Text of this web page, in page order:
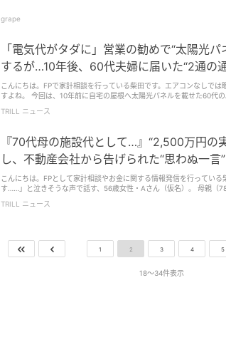
grape
「電気代がタダに」営業の勧めで“太陽光
するが…10年後、60代夫婦に届いた“2通の
こんにちは。FPで家計相談を行っている柴田です。エアコンなしで
すよね。 今回は、10年前に自宅の屋根へ太陽光パネルを載せた60代のAさんのお話です。「いい買い物をした」と思いきや、10
す。
TRILL ニュース
『70代母の施設代として…』“2,500万円
し、不動産会社から告げられた“思わぬ一言
こんにちは。FPとして家計相談やお金に関する情報発信を行っている柴田です。 「お母さんの資産、1円も
す……」と泣きそうな声で話す、56歳女性・Aさん（仮名）。 母親（78歳）の介護施設入所が決まり、月20万円超の費用を捻出す
れません」。銀行に行けば「ご本人の判断能力がないと、預金の引
TRILL ニュース
1 2 3 4 5
18〜34件表示